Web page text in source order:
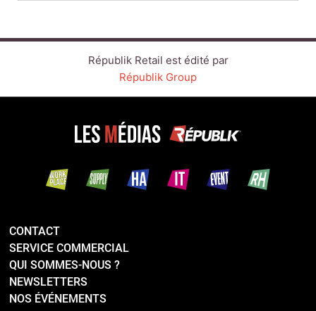
Républik Retail est édité par
Républik Group
CONTACT
SERVICE COMMERCIAL
QUI SOMMES-NOUS ?
NEWSLETTERS
NOS ÉVÉNEMENTS